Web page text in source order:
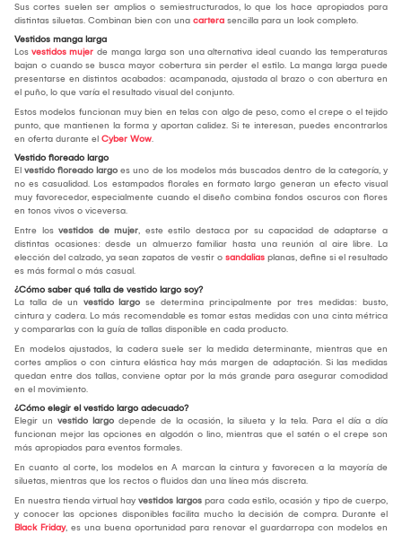
Sus cortes suelen ser amplios o semiestructurados, lo que los hace apropiados para
distintas siluetas. Combinan bien con una cartera sencilla para un look completo.
Vestidos manga larga
Los vestidos mujer de manga larga son una alternativa ideal cuando las temperaturas
bajan o cuando se busca mayor cobertura sin perder el estilo. La manga larga puede
presentarse en distintos acabados: acampanada, ajustada al brazo o con abertura en
el puño, lo que varía el resultado visual del conjunto.
Estos modelos funcionan muy bien en telas con algo de peso, como el crepe o el tejido
punto, que mantienen la forma y aportan calidez. Si te interesan, puedes encontrarlos
en oferta durante el Cyber Wow.
Vestido floreado largo
El vestido floreado largo es uno de los modelos más buscados dentro de la categoría, y
no es casualidad. Los estampados florales en formato largo generan un efecto visual
muy favorecedor, especialmente cuando el diseño combina fondos oscuros con flores
en tonos vivos o viceversa.
Entre los vestidos de mujer, este estilo destaca por su capacidad de adaptarse a
distintas ocasiones: desde un almuerzo familiar hasta una reunión al aire libre. La
elección del calzado, ya sean zapatos de vestir o sandalias planas, define si el resultado
es más formal o más casual.
¿Cómo saber qué talla de vestido largo soy?
La talla de un vestido largo se determina principalmente por tres medidas: busto,
cintura y cadera. Lo más recomendable es tomar estas medidas con una cinta métrica
y compararlas con la guía de tallas disponible en cada producto.
En modelos ajustados, la cadera suele ser la medida determinante, mientras que en
cortes amplios o con cintura elástica hay más margen de adaptación. Si las medidas
quedan entre dos tallas, conviene optar por la más grande para asegurar comodidad
en el movimiento.
¿Cómo elegir el vestido largo adecuado?
Elegir un vestido largo depende de la ocasión, la silueta y la tela. Para el día a día
funcionan mejor las opciones en algodón o lino, mientras que el satén o el crepe son
más apropiados para eventos formales.
En cuanto al corte, los modelos en A marcan la cintura y favorecen a la mayoría de
siluetas, mientras que los rectos o fluidos dan una línea más discreta.
En nuestra tienda virtual hay vestidos largos para cada estilo, ocasión y tipo de cuerpo,
y conocer las opciones disponibles facilita mucho la decisión de compra. Durante el
Black Friday, es una buena oportunidad para renovar el guardarropa con modelos en